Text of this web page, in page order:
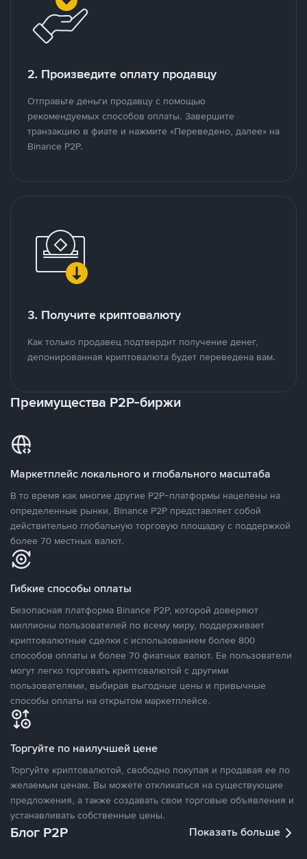
2. Произведите оплату продавцу
Отправьте деньги продавцу с помощью
рекомендуемых способов оплаты. Завершите
транзакцию в фиате и нажмите «Переведено, далее» на
Binance P2P.
3. Получите криптовалюту
Как только продавец подтвердит получение денег,
депонированная криптовалюта будет переведена вам.
Преимущества P2P-биржи
Маркетплейс локального и глобального масштаба
В то время как многие другие P2P-платформы нацелены на
определенные рынки, Binance P2P представляет собой
действительно глобальную торговую площадку с поддержкой
более 70 местных валют.
Гибкие способы оплаты
Безопасная платформа Binance P2P, которой доверяют
миллионы пользователей по всему миру, поддерживает
криптовалютные сделки с использованием более 800
способов оплаты и более 70 фиатных валют. Ее пользователи
могут легко торговать криптовалютой с другими
пользователями, выбирая выгодные цены и привычные
способы оплаты на открытом маркетплейсе.
Торгуйте по наилучшей цене
Торгуйте криптовалютой, свободно покупая и продавая ее по
желаемым ценам. Вы можете откликаться на существующие
предложения, а также создавать свои торговые объявления и
устанавливать собственные цены.
Блог P2P Показать больше